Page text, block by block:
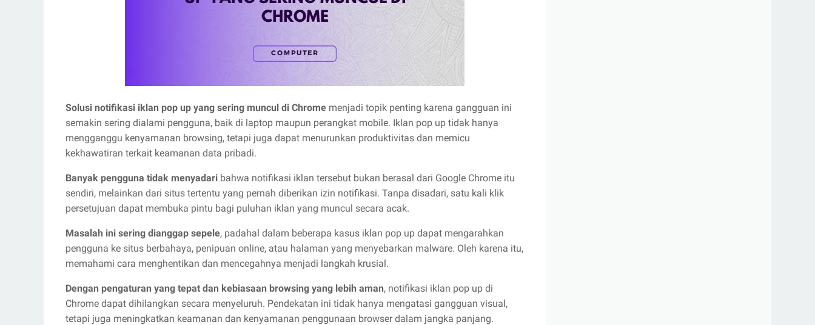
Solusi notifikasi iklan pop up yang sering muncul di Chrome menjadi topik penting karena gangguan ini
semakin sering dialami pengguna, baik di laptop maupun perangkat mobile. Iklan pop up tidak hanya
mengganggu kenyamanan browsing, tetapi juga dapat menurunkan produktivitas dan memicu
kekhawatiran terkait keamanan data pribadi.
Banyak pengguna tidak menyadari bahwa notifikasi iklan tersebut bukan berasal dari Google Chrome itu
sendiri, melainkan dari situs tertentu yang pernah diberikan izin notifikasi. Tanpa disadari, satu kali klik
persetujuan dapat membuka pintu bagi puluhan iklan yang muncul secara acak.
Masalah ini sering dianggap sepele, padahal dalam beberapa kasus iklan pop up dapat mengarahkan
pengguna ke situs berbahaya, penipuan online, atau halaman yang menyebarkan malware. Oleh karena itu,
memahami cara menghentikan dan mencegahnya menjadi langkah krusial.
Dengan pengaturan yang tepat dan kebiasaan browsing yang lebih aman, notifikasi iklan pop up di
Chrome dapat dihilangkan secara menyeluruh. Pendekatan ini tidak hanya mengatasi gangguan visual,
tetapi juga meningkatkan keamanan dan kenyamanan penggunaan browser dalam jangka panjang.